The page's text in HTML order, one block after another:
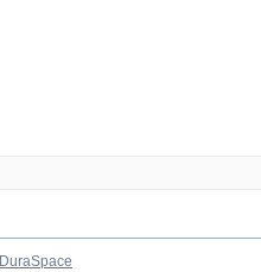
DuraSpace